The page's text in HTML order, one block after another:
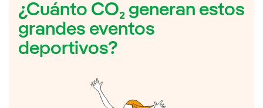
¿Cuánto CO₂ generan estos
grandes eventos
deportivos?